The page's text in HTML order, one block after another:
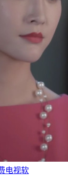
电视软